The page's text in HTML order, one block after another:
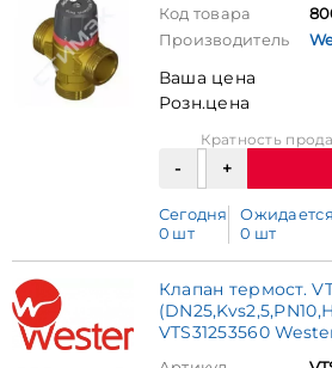
Код товара
Производитель
Ваша цена
Розн.цена
Кратность
Сегодня
0 шт
Ожидается
0 шт
Клапан термост.
VTS31253560